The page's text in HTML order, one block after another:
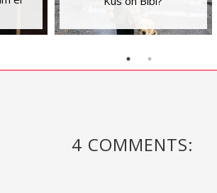
4 COMMENTS: